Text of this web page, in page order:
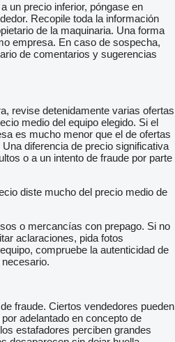
un precio inferior, póngase en
Recopile toda la información
de la maquinaria. Una forma
empresa. En caso de sospecha,
de comentarios y sugerencias
revise detenidamente varias ofertas
medio del equipo elegido. Si el
es mucho menor que el de ofertas
diferencia de precio significativa
o a un intento de fraude por parte
diste mucho del precio medio de
o mercancías con prepago. Si no
aclaraciones, pida fotos
compruebe la autenticidad de
fraude. Ciertos vendedores pueden
adelantado en concepto de
estafadores perciben grandes